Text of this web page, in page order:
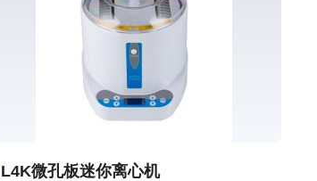
L4K微孔板迷你离心机